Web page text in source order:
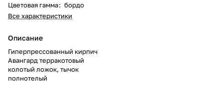
Цветовая гамма: бордо
Все характеристики
Описание
Гиперпрессованный кирпич
Авангард терракотовый
колотый ложок, тычок
полнотелый